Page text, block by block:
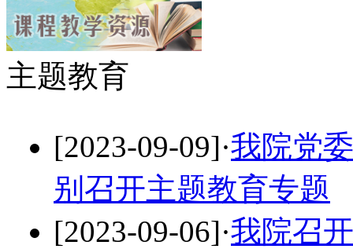
主题教育
[2023-09-09]·我院党
别召开主题教育专题
[2023-09-06]·我院召